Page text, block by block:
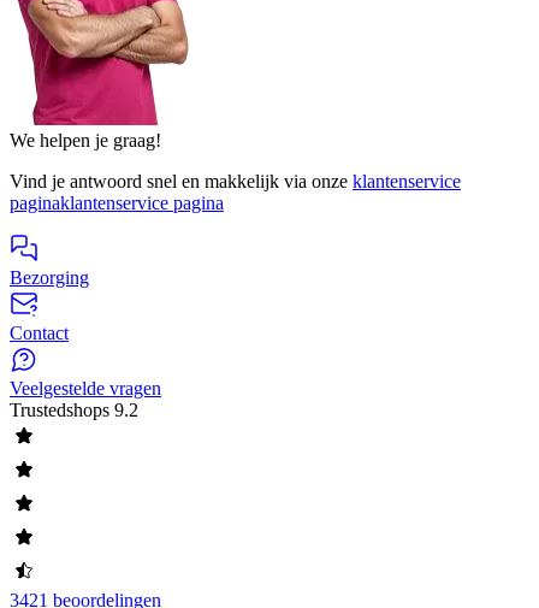
We helpen je graag!
Vind je antwoord snel en makkelijk via onze klantenservice
paginaklantenservice pagina
Bezorging
Contact
Veelgestelde vragen
Trustedshops 9.2
3421 beoordelingen